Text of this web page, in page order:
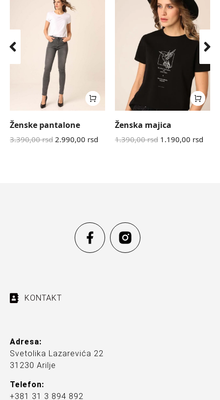
Ženske pantalone
3.390,00rsd 2.990,00 rsd
Ženska majica
1.390,00rsd 1.190,00 rsd
KONTAKT
Adresa:
Svetolika Lazarevića 22
31230 Arilje
Telefon:
+381 31 3 894 892